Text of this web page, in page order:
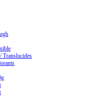
Translucides